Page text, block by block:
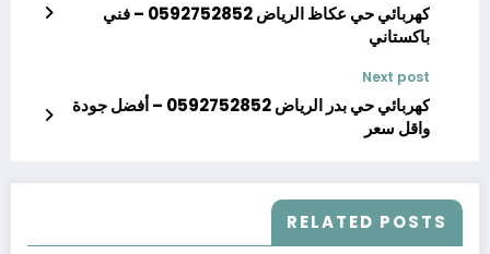
كهربائي حي عكاظ الرياض 0592752852 – فني
باكستاني
Next post
كهربائي حي بدر الرياض 0592752852 – أفضل جودة
واقل سعر
RELATED POSTS